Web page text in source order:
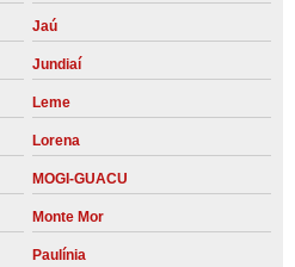
Jaú
Jundiaí
Leme
Lorena
MOGI-GUACU
Monte Mor
Paulínia